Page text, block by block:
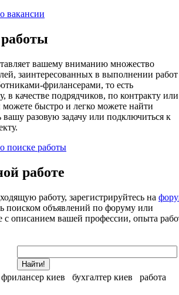
вакансии
вашему вниманию множество
заинтересованных в выполнении работ
фрилансерами, то есть
в качестве подрядчиков, по контракту или
быстро и легко можете найти
вашу разовую задачу или подключиться к
поиске работы
работе
работу, зарегистрируйтесь на
поиском объявлений по форуму или
с описанием вашей профессии, опыта
киев бухгалтер киев
работа